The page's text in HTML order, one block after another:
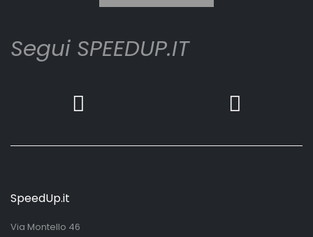
Segui SPEEDUP.IT
SpeedUp.it
Via Montello 46